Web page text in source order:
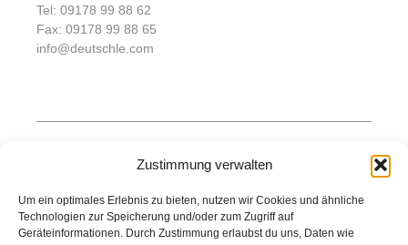
Zustimmung verwalten
Um ein optimales Erlebnis zu bieten, nutzen wir Cookies und ähnliche
Technologien zur Speicherung und/oder zum Zugriff auf
Geräteinformationen. Durch Zustimmung erlaubst du uns, Daten wie
Tel: 09178 99 88 62
Fax: 09178 99 88 65
info@deutschle.com
Wasserbau
Garten- und Landschaftsbau
Unternehmen